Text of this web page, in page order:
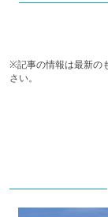
※記事の情報は最新の
さい。